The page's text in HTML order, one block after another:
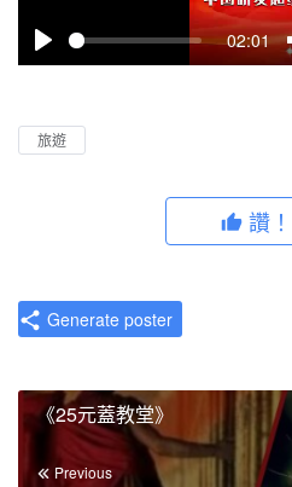
P
a
02:01
a
y
旅遊
讚！
Generate poster
《25元蓋教堂》
Previous